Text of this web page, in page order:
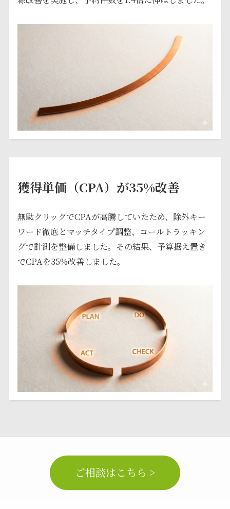
獲得単価（CPA）が35%改善
無駄クリックでCPAが高騰していたため、除外キー
ワード徹底とマッチタイプ調整、コールトラッキン
グで計測を整備しました。その結果、予算据え置き
でCPAを35%改善しました。
ご相談はこちら >